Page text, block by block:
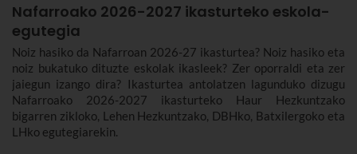
Nafarroako 2026-2027 ikasturteko eskola-
egutegia
Noiz hasiko da Nafarroan 2026-27 ikasturtea? Noiz hasiko eta
noiz bukatuko dituzte eskolak ikasleek? Zer oporraldi eta zer
jaiegun izango dira? Ikasturtea antolatzen lagunduko dizugu
Nafarroako 2026-2027 ikasturteko Haur Hezkuntzako
bigarren zikloko, Lehen Hezkuntzako, DBHko, Batxilergoko eta
LHko egutegiarekin.